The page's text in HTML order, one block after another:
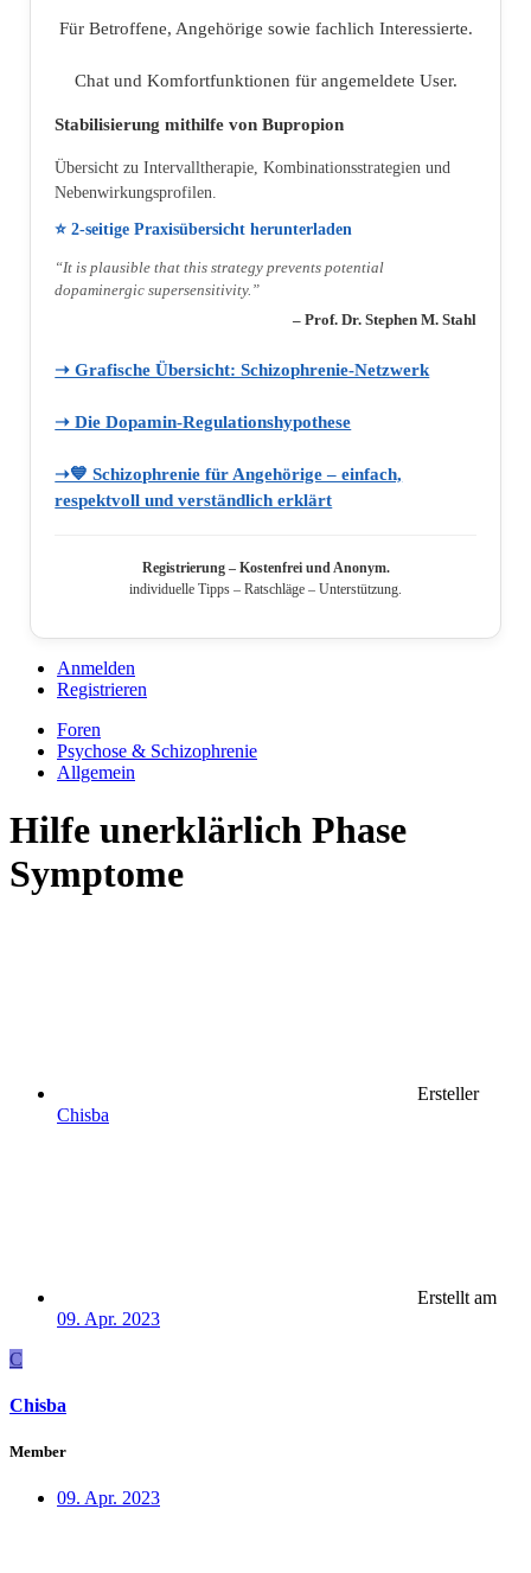
Für Betroffene, Angehörige sowie fachlich Interessierte.
Chat und Komfortfunktionen für angemeldete User.
Stabilisierung mithilfe von Bupropion
Übersicht zu Intervalltherapie, Kombinationsstrategien und
Nebenwirkungsprofilen.
⭐ 2‑seitige Praxisübersicht herunterladen
“It is plausible that this strategy prevents potential
dopaminergic supersensitivity.”
– Prof. Dr. Stephen M. Stahl
➝ Grafische Übersicht: Schizophrenie‑Netzwerk
➝ Die Dopamin‑Regulationshypothese
➝💙 Schizophrenie für Angehörige – einfach,
respektvoll und verständlich erklärt
Registrierung – Kostenfrei und Anonym.
individuelle Tipps – Ratschläge – Unterstützung.
Anmelden
Registrieren
Foren
Psychose & Schizophrenie
Allgemein
Hilfe unerklärlich Phase
Symptome
Ersteller
Chisba
Erstellt am
09. Apr. 2023
C
Chisba
Member
09. Apr. 2023